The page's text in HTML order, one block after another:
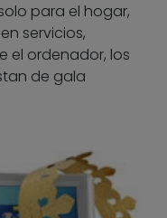
para el hogar,
servicios,
el ordenador, los
de gala